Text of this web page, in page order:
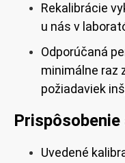
Rekalibrácie
u nás v
Odporúčaná
minimálne raz
požiadaviek
Uvedené